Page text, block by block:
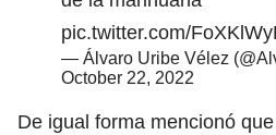
pic.twitter.com/
— Álvaro Uribe Vélez
October 22, 2022
De igual forma mencionó que